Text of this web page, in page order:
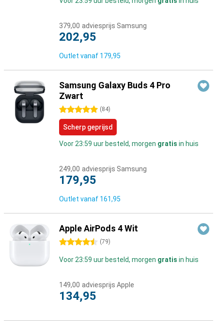
379,00 adviesprijs Samsung
202,95
Outlet vanaf 179,95
Samsung Galaxy Buds 4 Pro
Zwart
5 sterren (84)
Scherp geprijsd
Voor 23:59 uur besteld, morgen gratis in huis
249,00 adviesprijs Samsung
179,95
Outlet vanaf 161,95
Apple AirPods 4 Wit
4.5 sterren (79)
Voor 23:59 uur besteld, morgen gratis in huis
149,00 adviesprijs Apple
134,95